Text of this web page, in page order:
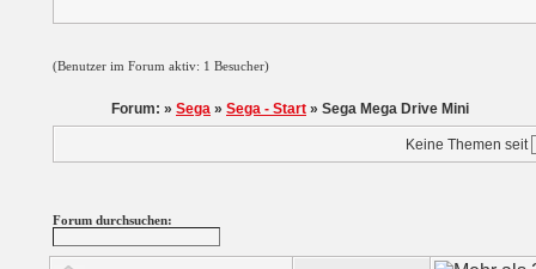
(Benutzer im Forum aktiv: 1 Besucher)
Forum: » Sega » Sega - Start » Sega Mega Drive Mini
Keine Themen seit
Forum durchsuchen: